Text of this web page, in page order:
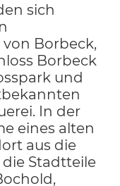
sich
Borbeck,
Borbeck
und
In der
eines alten
aus die
Stadtteile